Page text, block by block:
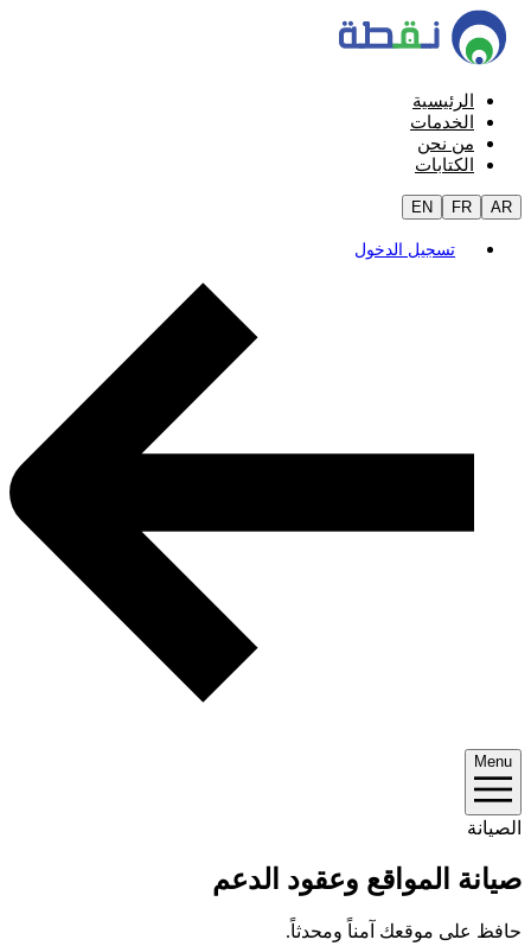
الرئيسية
الخدمات
من نحن
الكتابات
EN FR AR
تسجيل الدخول
Menu
الصيانة
صيانة المواقع وعقود الدعم
حافظ على موقعك آمناً ومحدثاً.